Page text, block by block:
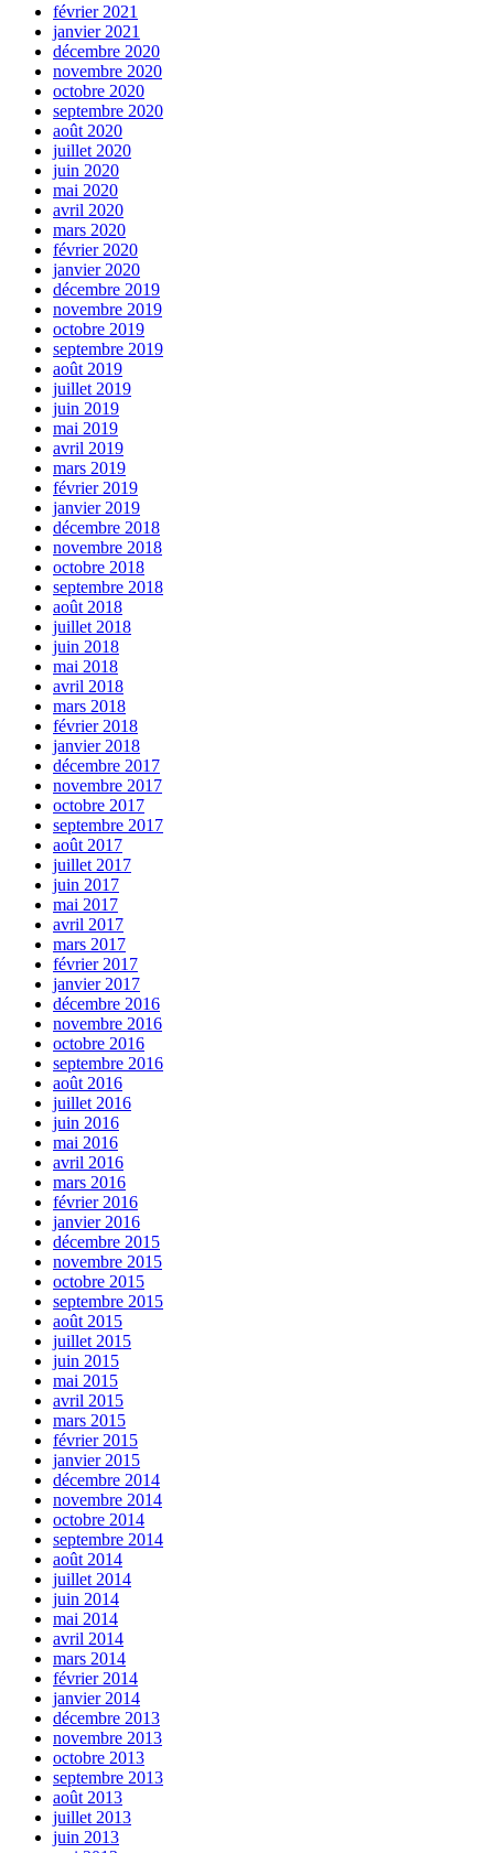
février 2021
janvier 2021
décembre 2020
novembre 2020
octobre 2020
septembre 2020
août 2020
juillet 2020
juin 2020
mai 2020
avril 2020
mars 2020
février 2020
janvier 2020
décembre 2019
novembre 2019
octobre 2019
septembre 2019
août 2019
juillet 2019
juin 2019
mai 2019
avril 2019
mars 2019
février 2019
janvier 2019
décembre 2018
novembre 2018
octobre 2018
septembre 2018
août 2018
juillet 2018
juin 2018
mai 2018
avril 2018
mars 2018
février 2018
janvier 2018
décembre 2017
novembre 2017
octobre 2017
septembre 2017
août 2017
juillet 2017
juin 2017
mai 2017
avril 2017
mars 2017
février 2017
janvier 2017
décembre 2016
novembre 2016
octobre 2016
septembre 2016
août 2016
juillet 2016
juin 2016
mai 2016
avril 2016
mars 2016
février 2016
janvier 2016
décembre 2015
novembre 2015
octobre 2015
septembre 2015
août 2015
juillet 2015
juin 2015
mai 2015
avril 2015
mars 2015
février 2015
janvier 2015
décembre 2014
novembre 2014
octobre 2014
septembre 2014
août 2014
juillet 2014
juin 2014
mai 2014
avril 2014
mars 2014
février 2014
janvier 2014
décembre 2013
novembre 2013
octobre 2013
septembre 2013
août 2013
juillet 2013
juin 2013